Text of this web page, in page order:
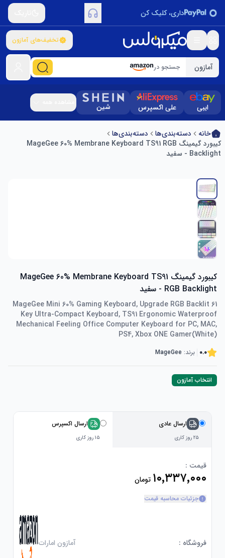
داری، کلیک کن
تخفیف‌های آمازون
آمازون جستجو در
ایبی علی اکسپرس شین
خانه دسته‌بندی‌ها
دسته‌بندی‌ها
کیبورد گیمینگ MageGee 60% Membrane Keyboard TS91 RGB
Backlight - سفید
کیبورد گیمینگ MageGee 60% Membrane Keyboard TS91
RGB Backlight - سفید
MageGee Mini 60% Gaming Keyboard, Upgrade RGB Backlit 61
Key Ultra-Compact Keyboard, TS91 Ergonomic Waterproof
Mechanical Feeling Office Computer Keyboard for PC, MAC,
PS4, Xbox ONE Gamer(White)
0.0 برند: MageGee
انتخاب آمازون
ارسال عادی
۲۵ روز کاری
ارسال اکسپرس
۱۵ روز کاری
قیمت :
۱۰٬۳۳۷٬۰۰۰ تومان
جزئیات محاسبه قیمت
فروشگاه : آمازون امارات